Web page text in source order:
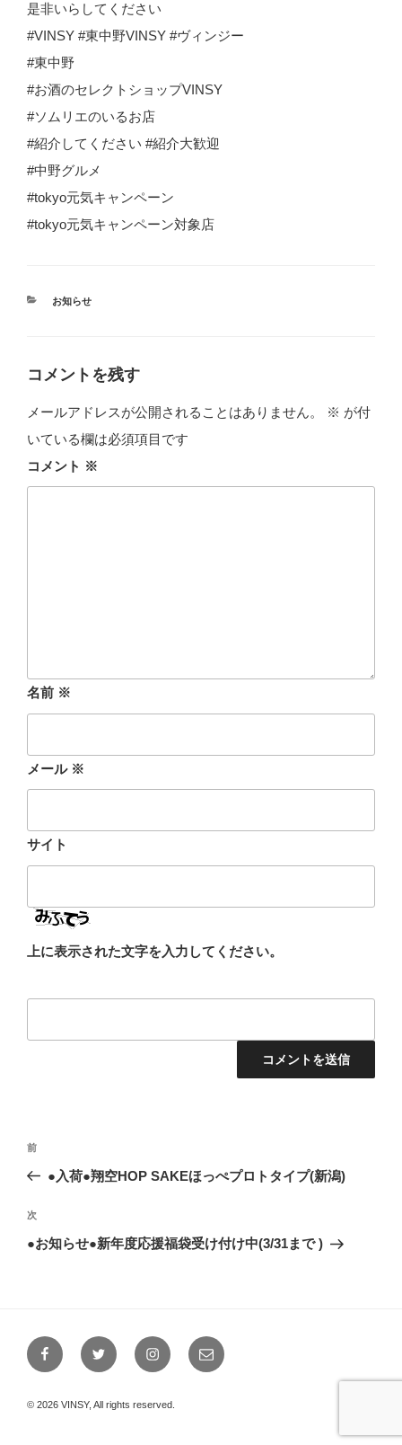
是非いらしてください
#VINSY #東中野VINSY #ヴィンジー
#東中野
#お酒のセレクトショップVINSY
#ソムリエのいるお店
#紹介してください #紹介大歓迎
#中野グルメ
#tokyo元気キャンペーン
#tokyo元気キャンペーン対象店
カ
お知らせ
コメントを残す
メールアドレスが公開されることはありません。 ※ が付
いている欄は必須項目です
コメント ※
名前 ※
メール ※
サイト
上に表示された文字を入力してください。
投
ビ
ゲ
ン
前
の
稿
前
●入荷●翔空HOP SAKEほっぺプロトタイプ(新潟)
次
の
次
●お知らせ●新年度応援福袋受け付け中(3/31まで )
FacebookTwitter Instagramメ
ー
© 2026 VINSY, All rights reserved.